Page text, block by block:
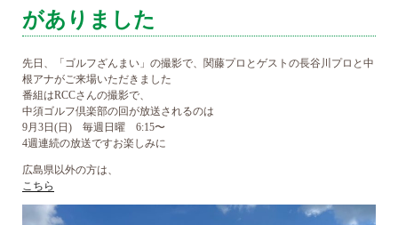
がありました
先日、「ゴルフざんまい」の撮影で、関藤プロとゲストの長谷川プロと中
根アナがご来場いただきました
番組はRCCさんの撮影で、
中須ゴルフ倶楽部の回が放送されるのは
️9月3日(日) 毎週日曜 6:15〜
4週連続の放送ですお楽しみに
広島県以外の方は、
こちら